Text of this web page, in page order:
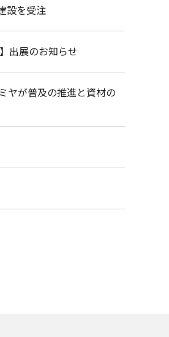
設を受注
出展のお知らせ
ヤが普及の推進と資材の